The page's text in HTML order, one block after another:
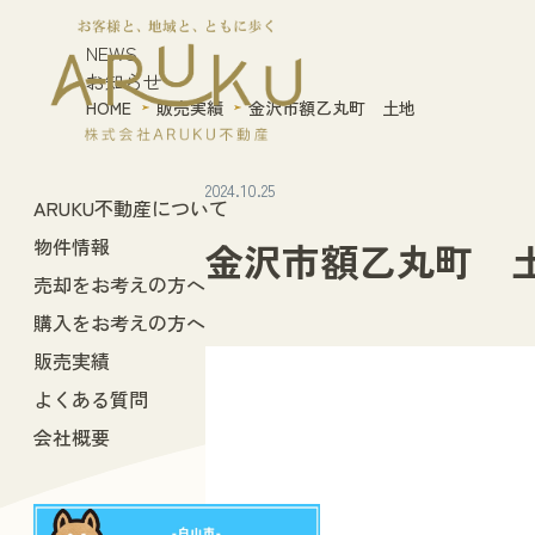
ARUKU不動産について
物件情報
売却をお考えの方へ
購入をお考えの方へ
販売実績
よくある質問
会社概要
NEWS
お知らせ
HOME 販売実績 金沢市額乙丸町 土地
2024.10.25
金沢市額乙丸町